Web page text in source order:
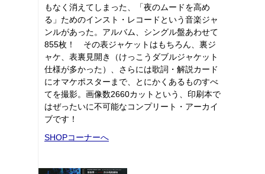
もなく消えてしまった、「夜のムードを高め
る」ためのインスト・レコードという音楽ジャ
ンルがあった。アルバム、シングル盤あわせて
855枚！ その表ジャケットはもちろん、裏ジ
ャケ、表裏見開き（けっこうダブルジャケット
仕様が多かった）、さらには歌詞・解説カード
にオマケポスターまで、とにかくあるものすべ
てを撮影。画像数2660カットという、印刷本で
はぜったいに不可能なコンプリート・アーカイ
ブです！
SHOPコーナーへ